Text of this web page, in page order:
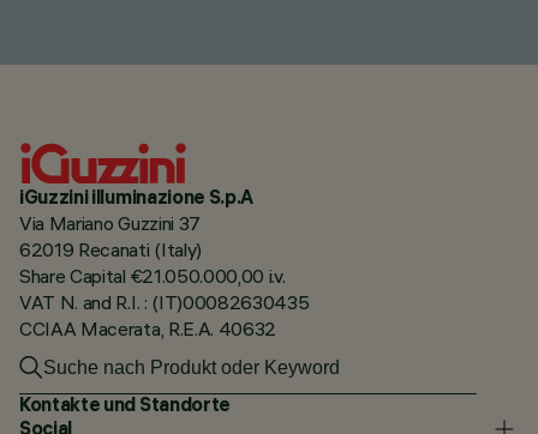
iGuzzini illuminazione S.p.A
Via Mariano Guzzini 37
62019 Recanati (Italy)
Share Capital €21.050.000,00 i.v.
VAT N. and R.I. : (IT)00082630435
CCIAA Macerata, R.E.A. 40632
Kontakte und Standorte
Social